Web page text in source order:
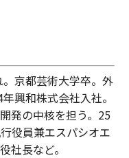
京都芸術大学卒。外
興和株式会社入社。
発の中核を担う。25
役員兼エスパシオエ
社長など。